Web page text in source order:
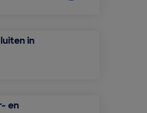
in
en